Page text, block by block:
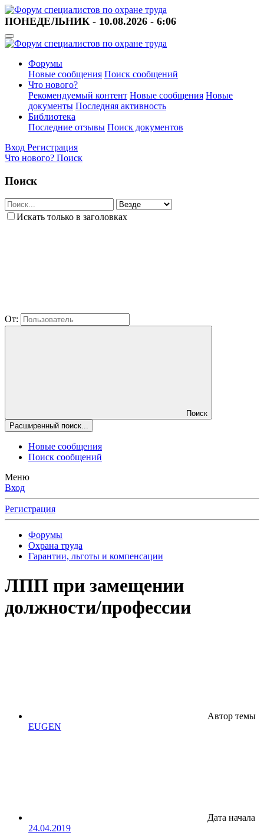
ПОНЕДЕЛЬНИК - 10.08.2026 - 6:06
Форумы
Новые сообщения Поиск сообщений
Что нового?
Рекомендуемый контент Новые сообщения Новые
документы Последняя активность
Библиотека
Последние отзывы Поиск документов
Вход Регистрация
Что нового? Поиск
Поиск
Искать только в заголовках
От:
Поиск
Расширенный поиск...
Новые сообщения
Поиск сообщений
Меню
Вход
Регистрация
Форумы
Охрана труда
Гарантии, льготы и компенсации
ЛПП при замещении
должности/профессии
Автор темы
EUGEN
Дата начала
24.04.2019